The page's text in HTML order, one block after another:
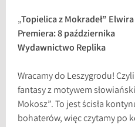
„Topielica z Mokradeł”
Premiera: 8 października
Wydawnictwo Replika
Wracamy do Leszygrodu!
fantasy z motywem
Mokosz”. To jest ścisła
bohaterów, więc czytamy po